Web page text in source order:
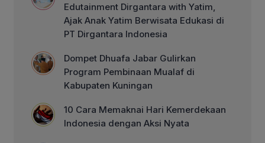
Edutainment Dirgantara with Yatim,
Ajak Anak Yatim Berwisata Edukasi di
PT Dirgantara Indonesia
Dompet Dhuafa Jabar Gulirkan
Program Pembinaan Mualaf di
Kabupaten Kuningan
10 Cara Memaknai Hari Kemerdekaan
Indonesia dengan Aksi Nyata